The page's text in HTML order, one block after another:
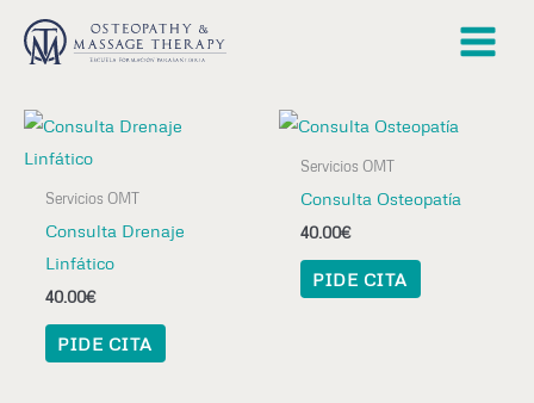
Servicios OMT
Consulta Drenaje
Linfático
40.00€
PIDE CITA
Servicios OMT
Consulta Osteopatía
40.00€
PIDE CITA